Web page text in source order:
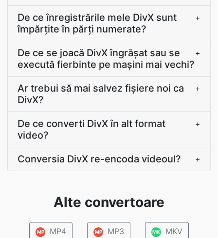
De ce înregistrările mele DivX sunt
împărțite în părți numerate?
+
De ce se joacă DivX îngrășat sau se
execută fierbinte pe mașini mai vechi?
+
Ar trebui să mai salvez fișiere noi ca
DivX?
+
De ce converti DivX în alt format
video?
+
Conversia DivX re-encoda videoul? +
Alte convertoare
MP MP4 MP MP3 MK MKV